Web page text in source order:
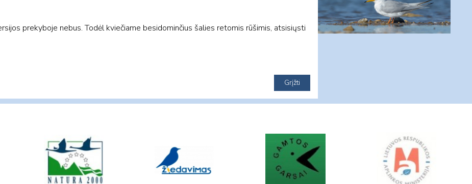
prekyboje nebus. Todėl kviečiame besidominčius šalies retomis rūšimis, atsisiųsti